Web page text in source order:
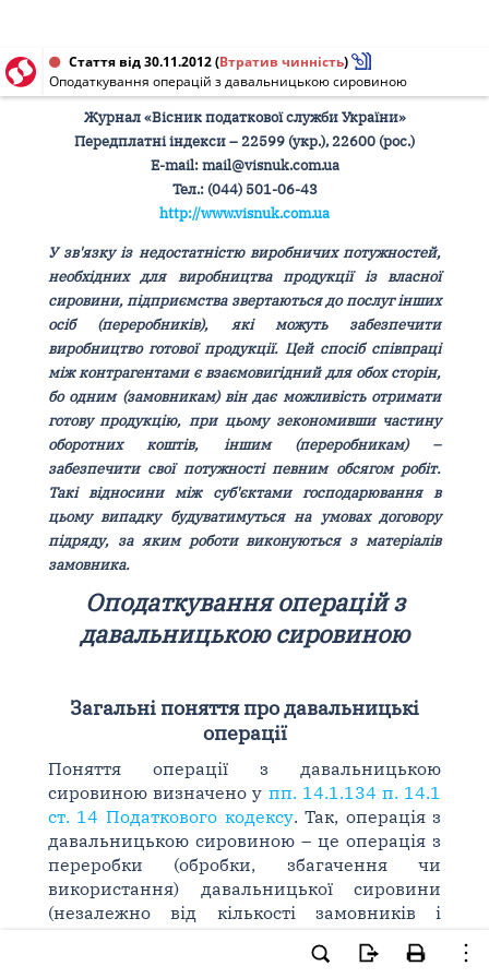
Стаття від 30.11.2012(Втратив чинність)
Оподаткування операцій з давальницькою сировиною
Журнал «Вісник податкової служби України»
Передплатні індекси – 22599 (укр.), 22600 (рос.)
Е-mail: mail@visnuk.com.ua
Тел.: (044) 501-06-43
http://www.visnuk.com.ua
У зв'язку із недостатністю виробничих потужностей,
необхідних для виробництва продукції із власної
сировини, підприємства звертаються до послуг інших
осіб (переробників), які можуть забезпечити
виробництво готової продукції. Цей спосіб співпраці
між контрагентами є взаємовигідний для обох сторін,
бо одним (замовникам) він дає можливість отримати
готову продукцію, при цьому зекономивши частину
оборотних коштів, іншим (переробникам) –
забезпечити свої потужності певним обсягом робіт.
Такі відносини між суб'єктами господарювання в
цьому випадку будуватимуться на умовах договору
підряду, за яким роботи виконуються з матеріалів
замовника.
Оподаткування операцій з
давальницькою сировиною
Загальні поняття про давальницькі
операції
Поняття операції з давальницькою
сировиною визначено у пп. 14.1.134 п. 14.1
ст. 14 Податкового кодексу. Так, операція з
давальницькою сировиною – це операція з
переробки (обробки, збагачення чи
використання) давальницької сировини
(незалежно від кількості замовників і
метою одержання готової продукції за